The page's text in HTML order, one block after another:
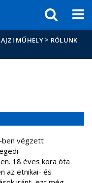
MŰHELY > RÓLUNK
végzett
18 éves kora óta
az etnikai- és